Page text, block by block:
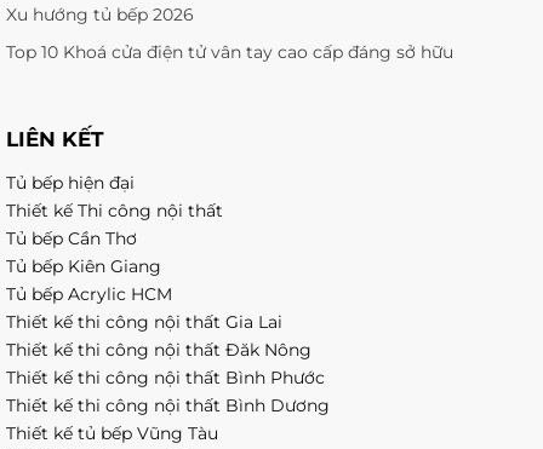
Xu hướng tủ bếp 2026
Top 10 Khoá cửa điện tử vân tay cao cấp đáng sở hữu
LIÊN KẾT
Tủ bếp hiện đại
Thiết kế Thi công nội thất
Tủ bếp Cần Thơ
Tủ bếp Kiên Giang
Tủ bếp Acrylic HCM
Thiết kế thi công nội thất Gia Lai
Thiết kế thi công nội thất Đăk Nông
Thiết kế thi công nội thất Bình Phước
Thiết kế thi công nội thất Bình Dương
Thiết kế tủ bếp Vũng Tàu